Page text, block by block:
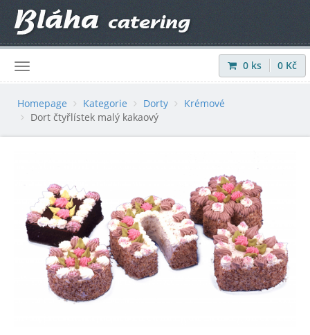
Přihlásit |Registrovat
0 ks 0 Kč
Homepage Kategorie Dorty
Krémové
Dort čtyřlístek malý kakaový